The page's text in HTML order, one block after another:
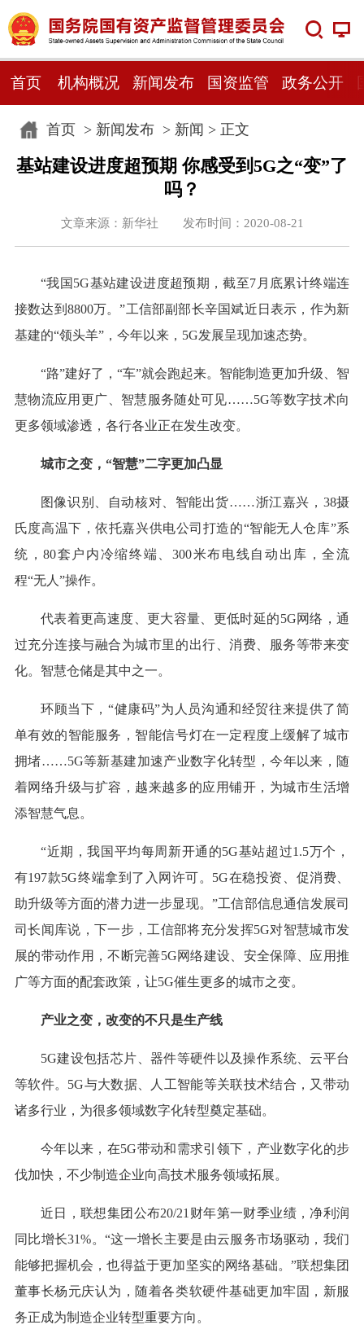
首页 机构概况 新闻发布 国资监管 政务公开
首页> 新闻发布> 新闻 > 正文
基站建设进度超预期 你感受到5G之“变”了
吗？
文章来源：新华社 发布时间：2020-08-21
“我国5G基站建设进度超预期，截至7月底累计终端连
接数达到8800万。”工信部副部长辛国斌近日表示，作为新
基建的“领头羊”，今年以来，5G发展呈现加速态势。
“路”建好了，“车”就会跑起来。智能制造更加升级、智
慧物流应用更广、智慧服务随处可见……5G等数字技术向
更多领域渗透，各行各业正在发生改变。
城市之变，“智慧”二字更加凸显
图像识别、自动核对、智能出货……浙江嘉兴，38摄
氏度高温下，依托嘉兴供电公司打造的“智能无人仓库”系
统，80套户内冷缩终端、300米布电线自动出库，全流
程“无人”操作。
代表着更高速度、更大容量、更低时延的5G网络，通
过充分连接与融合为城市里的出行、消费、服务等带来变
化。智慧仓储是其中之一。
环顾当下，“健康码”为人员沟通和经贸往来提供了简
单有效的智能服务，智能信号灯在一定程度上缓解了城市
拥堵……5G等新基建加速产业数字化转型，今年以来，随
着网络升级与扩容，越来越多的应用铺开，为城市生活增
添智慧气息。
“近期，我国平均每周新开通的5G基站超过1.5万个，
有197款5G终端拿到了入网许可。5G在稳投资、促消费、
助升级等方面的潜力进一步显现。”工信部信息通信发展司
司长闻库说，下一步，工信部将充分发挥5G对智慧城市发
展的带动作用，不断完善5G网络建设、安全保障、应用推
广等方面的配套政策，让5G催生更多的城市之变。
产业之变，改变的不只是生产线
5G建设包括芯片、器件等硬件以及操作系统、云平台
等软件。5G与大数据、人工智能等关联技术结合，又带动
诸多行业，为很多领域数字化转型奠定基础。
今年以来，在5G带动和需求引领下，产业数字化的步
伐加快，不少制造企业向高技术服务领域拓展。
近日，联想集团公布20/21财年第一财季业绩，净利润
同比增长31%。“这一增长主要是由云服务市场驱动，我们
能够把握机会，也得益于更加坚实的网络基础。”联想集团
董事长杨元庆认为，随着各类软硬件基础更加牢固，新服
务正成为制造企业转型重要方向。